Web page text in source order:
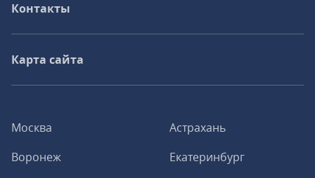
Москва
Астрахань
Воронеж
Екатеринбург
Контакты
Карта сайта